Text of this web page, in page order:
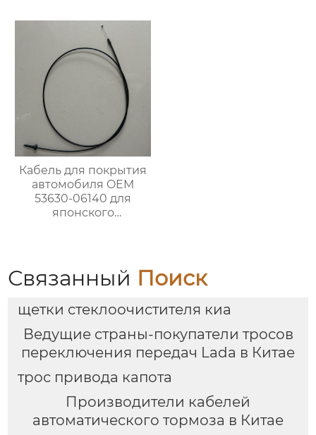
Кабель для покрытия
автомобиля OEM
53630-06140 для
японского
Связанный Поиск
щетки стеклоочистителя киа
Ведущие страны-покупатели тросов
переключения передач Lada в Китае
трос привода капота
Производители кабелей
автоматического тормоза в Китае